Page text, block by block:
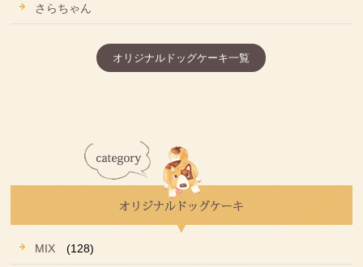
さらちゃん
オリジナルドッグケーキ一覧
MIX (128)